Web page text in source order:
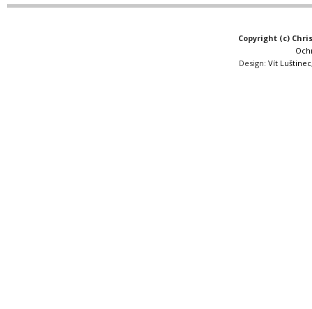
Copyright (c)
Design:Vít Luštinec